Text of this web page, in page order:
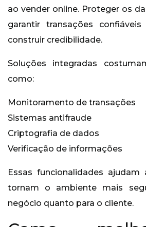
ao vender online. Proteger os
garantir transações
construir credibilidade.
Soluções integradas
como:
Monitoramento de transações
Sistemas antifraude
Criptografia de dados
Verificação de informações
Essas funcionalidades
tornam o ambiente mais
negócio quanto para o cliente.